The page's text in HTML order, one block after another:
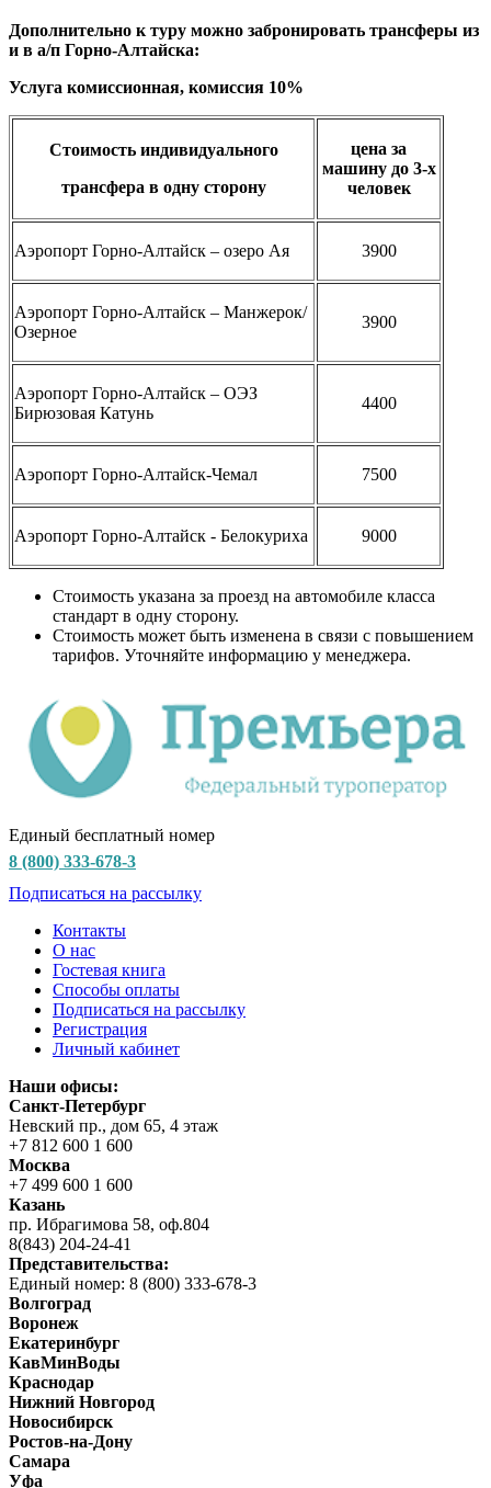
Дополнительно к туру можно забронировать трансферы из
и в а/п Горно-Алтайска:
Услуга комиссионная, комиссия 10%
Стоимость индивидуального
трансфера в одну сторону
цена за
машину до 3-х
человек
Аэропорт Горно-Алтайск – озеро Ая 3900
Аэропорт Горно-Алтайск – Манжерок/
Озерное
3900
Аэропорт Горно-Алтайск – ОЭЗ
Бирюзовая Катунь
4400
Аэропорт Горно-Алтайск-Чемал 7500
Аэропорт Горно-Алтайск - Белокуриха 9000
Стоимость указана за проезд на автомобиле класса
стандарт в одну сторону.
Стоимость может быть изменена в связи с повышением
тарифов. Уточняйте информацию у менеджера.
Единый бесплатный номер
8 (800) 333-678-3
Подписаться на рассылку
Контакты
О нас
Гостевая книга
Способы оплаты
Подписаться на рассылку
Регистрация
Личный кабинет
Наши офисы:
Санкт-Петербург
Невский пр., дом 65, 4 этаж
+7 812 600 1 600
Москва
+7 499 600 1 600
Казань
пр. Ибрагимова 58, оф.804
8(843) 204-24-41
Представительства:
Единый номер: 8 (800) 333-678-3
Волгоград
Воронеж
Екатеринбург
КавМинВоды
Краснодар
Нижний Новгород
Новосибирск
Ростов-на-Дону
Самара
Уфа